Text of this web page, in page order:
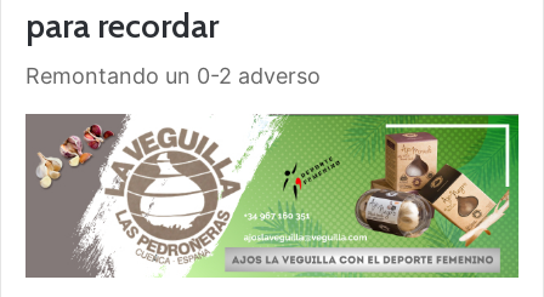
para recordar
Remontando un 0-2 adverso